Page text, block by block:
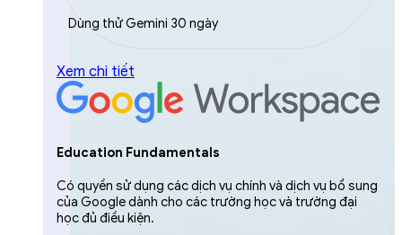
Dùng thử Gemini 30 ngày
Xem chi tiết
Education Fundamentals
Có quyền sử dụng các dịch vụ chính và dịch vụ bổ sung
của Google dành cho các trường học và trường đại
học đủ điều kiện.